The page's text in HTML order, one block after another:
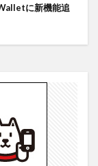
に新機能追